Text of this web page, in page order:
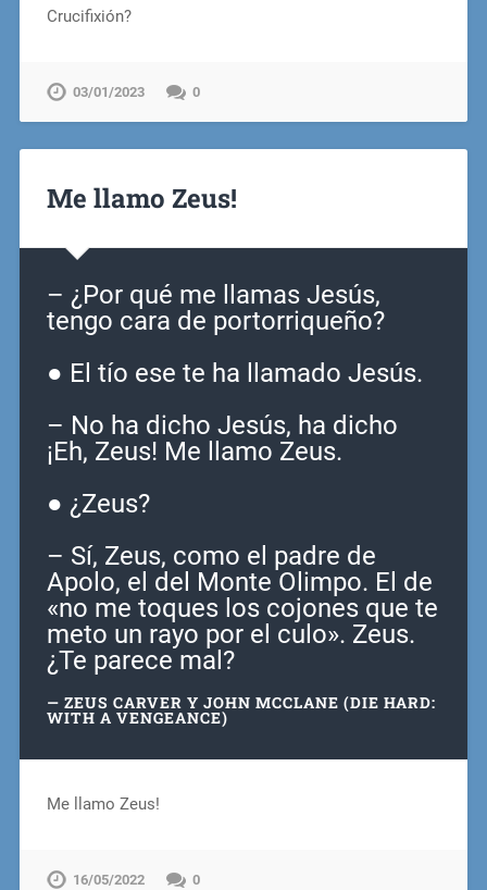
Crucifixión?
03/01/2023 0
Me llamo Zeus!
– ¿Por qué me llamas Jesús,
tengo cara de portorriqueño?
● El tío ese te ha llamado Jesús.
– No ha dicho Jesús, ha dicho
¡Eh, Zeus! Me llamo Zeus.
● ¿Zeus?
– Sí, Zeus, como el padre de
Apolo, el del Monte Olimpo. El de
«no me toques los cojones que te
meto un rayo por el culo». Zeus.
¿Te parece mal?
ZEUS CARVER Y JOHN MCCLANE (DIE HARD:
WITH A VENGEANCE)
Me llamo Zeus!
16/05/2022 0